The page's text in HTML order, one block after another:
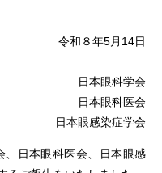
令和８年5⽉14⽇
日本眼科学会
日本眼科医会
日本眼感染症学会
日本眼科医会、日本眼感